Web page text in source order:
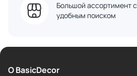
Большой ассортимент с
удобным поиском
О BasicDecor